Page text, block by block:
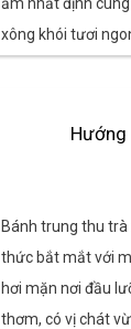
xông khói tươi
Hướng
Bánh trung thu
thức bắt mắt với
hơi mặn nơi đầu
thơm, có vị chát